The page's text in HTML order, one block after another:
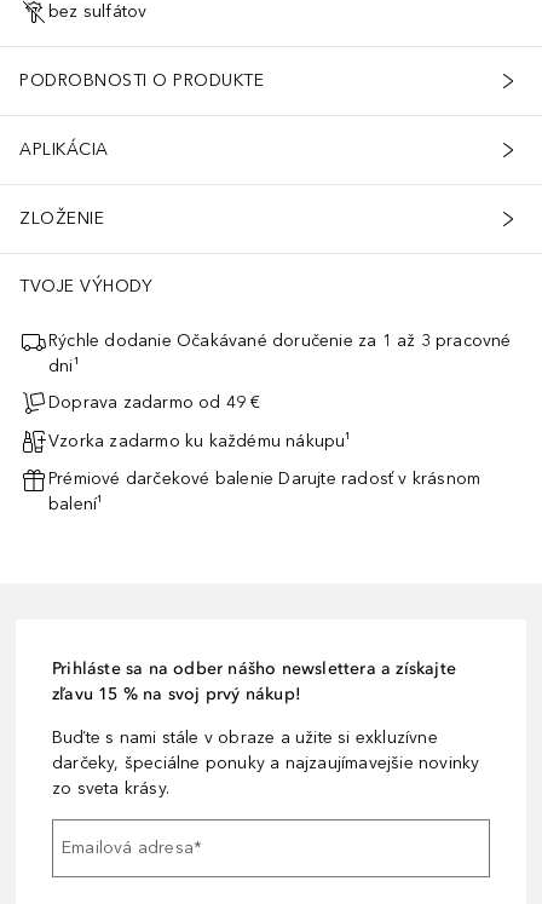
bez sulfátov
PODROBNOSTI O PRODUKTE
APLIKÁCIA
ZLOŽENIE
TVOJE VÝHODY
Rýchle dodanie Očakávané doručenie za 1 až 3 pracovné
dni¹
Doprava zadarmo od 49 €
Vzorka zadarmo ku každému nákupu¹
Prémiové darčekové balenie Darujte radosť v krásnom
balení¹
Prihláste sa na odber nášho newslettera a získajte
zľavu 15 % na svoj prvý nákup!
Buďte s nami stále v obraze a užite si exkluzívne
darčeky, špeciálne ponuky a najzaujímavejšie novinky
zo sveta krásy.
Emailová adresa*